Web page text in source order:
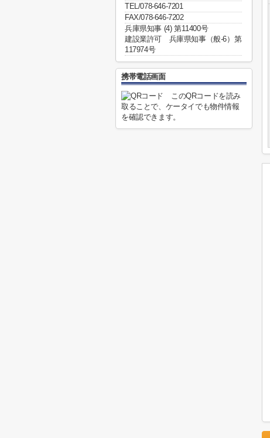
TEL/078-646-7201
FAX/078-646-7202
兵庫県知事 (4) 第11400号
建設業許可 兵庫県知事（般-6）第
117974号
携帯電話画面
このQRコードを読み
取ることで、ケータイでも物件情報
を確認できます。